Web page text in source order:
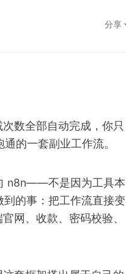
分享
数全部自动完成，你只
的一套副业工作流。
n8n——不是因为工具本
的事：把工作流直接变
网、收款、密码校验、